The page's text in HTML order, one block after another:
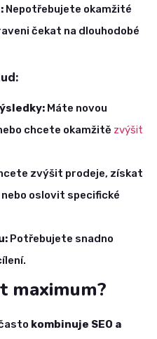
Nepotřebujete okamžité
čekat na dlouhodobé
Máte novou
chcete okamžitě zvýšit
zvýšit prodeje, získat
oslovit specifické
Potřebujete snadno
maximum?
kombinuje SEO a